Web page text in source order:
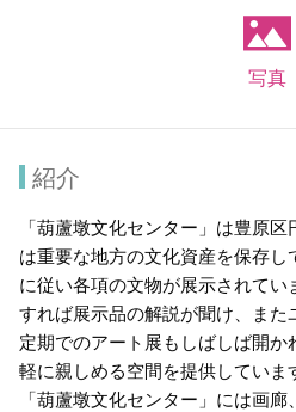
写真
紹介
「葫蘆墩文化センター」は豊原
は重要な地方の文化資産を保存
に従い各項の文物が展示されて
すれば展示品の解説が聞け、ま
定期でのアート展もしばしば開
軽に親しめる空間を提供していま
「葫蘆墩文化センター」には画